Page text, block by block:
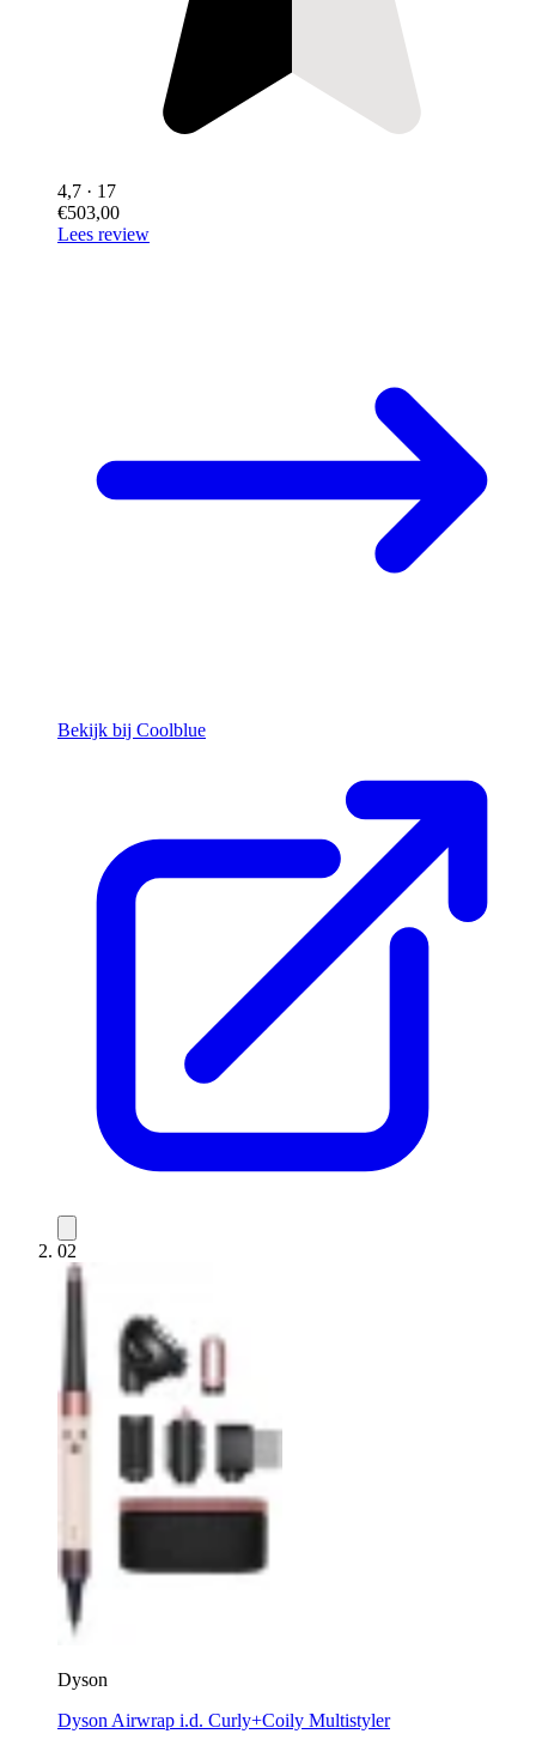
4,7 · 17
€503,00
Lees review
Bekijk bij Coolblue
02
Dyson
Dyson Airwrap i.d. Curly+Coily Multistyler